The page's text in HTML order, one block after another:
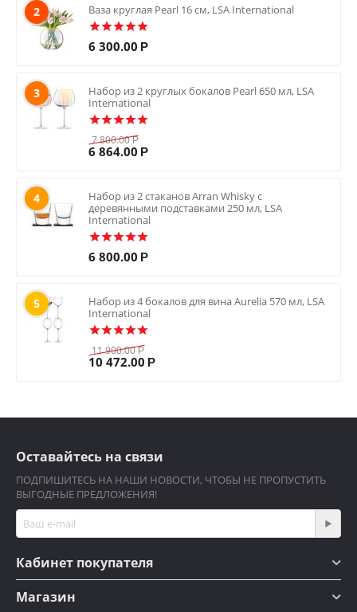
2 Ваза круглая Pearl 16 см, LSA International
6 300.00 Р
3
Набор из 2 круглых бокалов Pearl 650 мл, LSA
International
7 800.00 Р
6 864.00 Р
4
Набор из 2 стаканов Arran Whisky с
деревянными подставками 250 мл, LSA
International
6 800.00 Р
5
Набор из 4 бокалов для вина Aurelia 570 мл, LSA
International
11 900.00 Р
10 472.00 Р
Оставайтесь на связи
ПОДПИШИТЕСЬ НА НАШИ НОВОСТИ, ЧТОБЫ НЕ ПРОПУСТИТЬ
ВЫГОДНЫЕ ПРЕДЛОЖЕНИЯ!
Кабинет покупателя
Магазин